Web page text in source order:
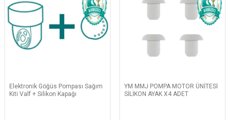
Elektronik Göğüs Pompası Sağım
Kiti Valf + Silikon Kapağı
YM MMJ POMPA MOTOR ÜNİTESİ
SİLİKON AYAK X4 ADET